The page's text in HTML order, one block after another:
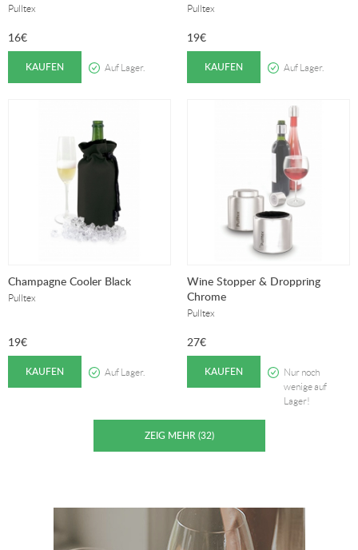
Pulltex
16€
KAUFEN Auf Lager.
Pulltex
19€
KAUFEN Auf Lager.
Champagne Cooler Black
Pulltex
19€
KAUFEN Auf Lager.
Wine Stopper & Droppring
Chrome
Pulltex
27€
KAUFEN
Nur noch
wenige auf
Lager!